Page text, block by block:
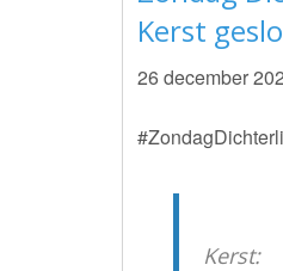
Kerst
26 december
Kerst: